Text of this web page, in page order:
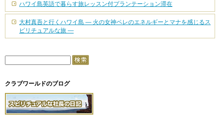
ハワイ島英語で暮らす旅レッスン付プランテーション滞在
大村真吾と行くハワイ島 — 火の女神ペレのエネルギーとマナを感じるス
ピリチュアルな旅 —
クラブワールドのブログ